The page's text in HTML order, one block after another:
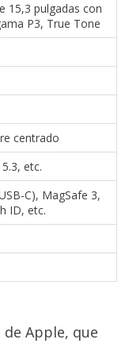
15,3 pulgadas con
P3, True Tone
centrado
etc.
C), MagSafe 3,
ID, etc.
Apple, que